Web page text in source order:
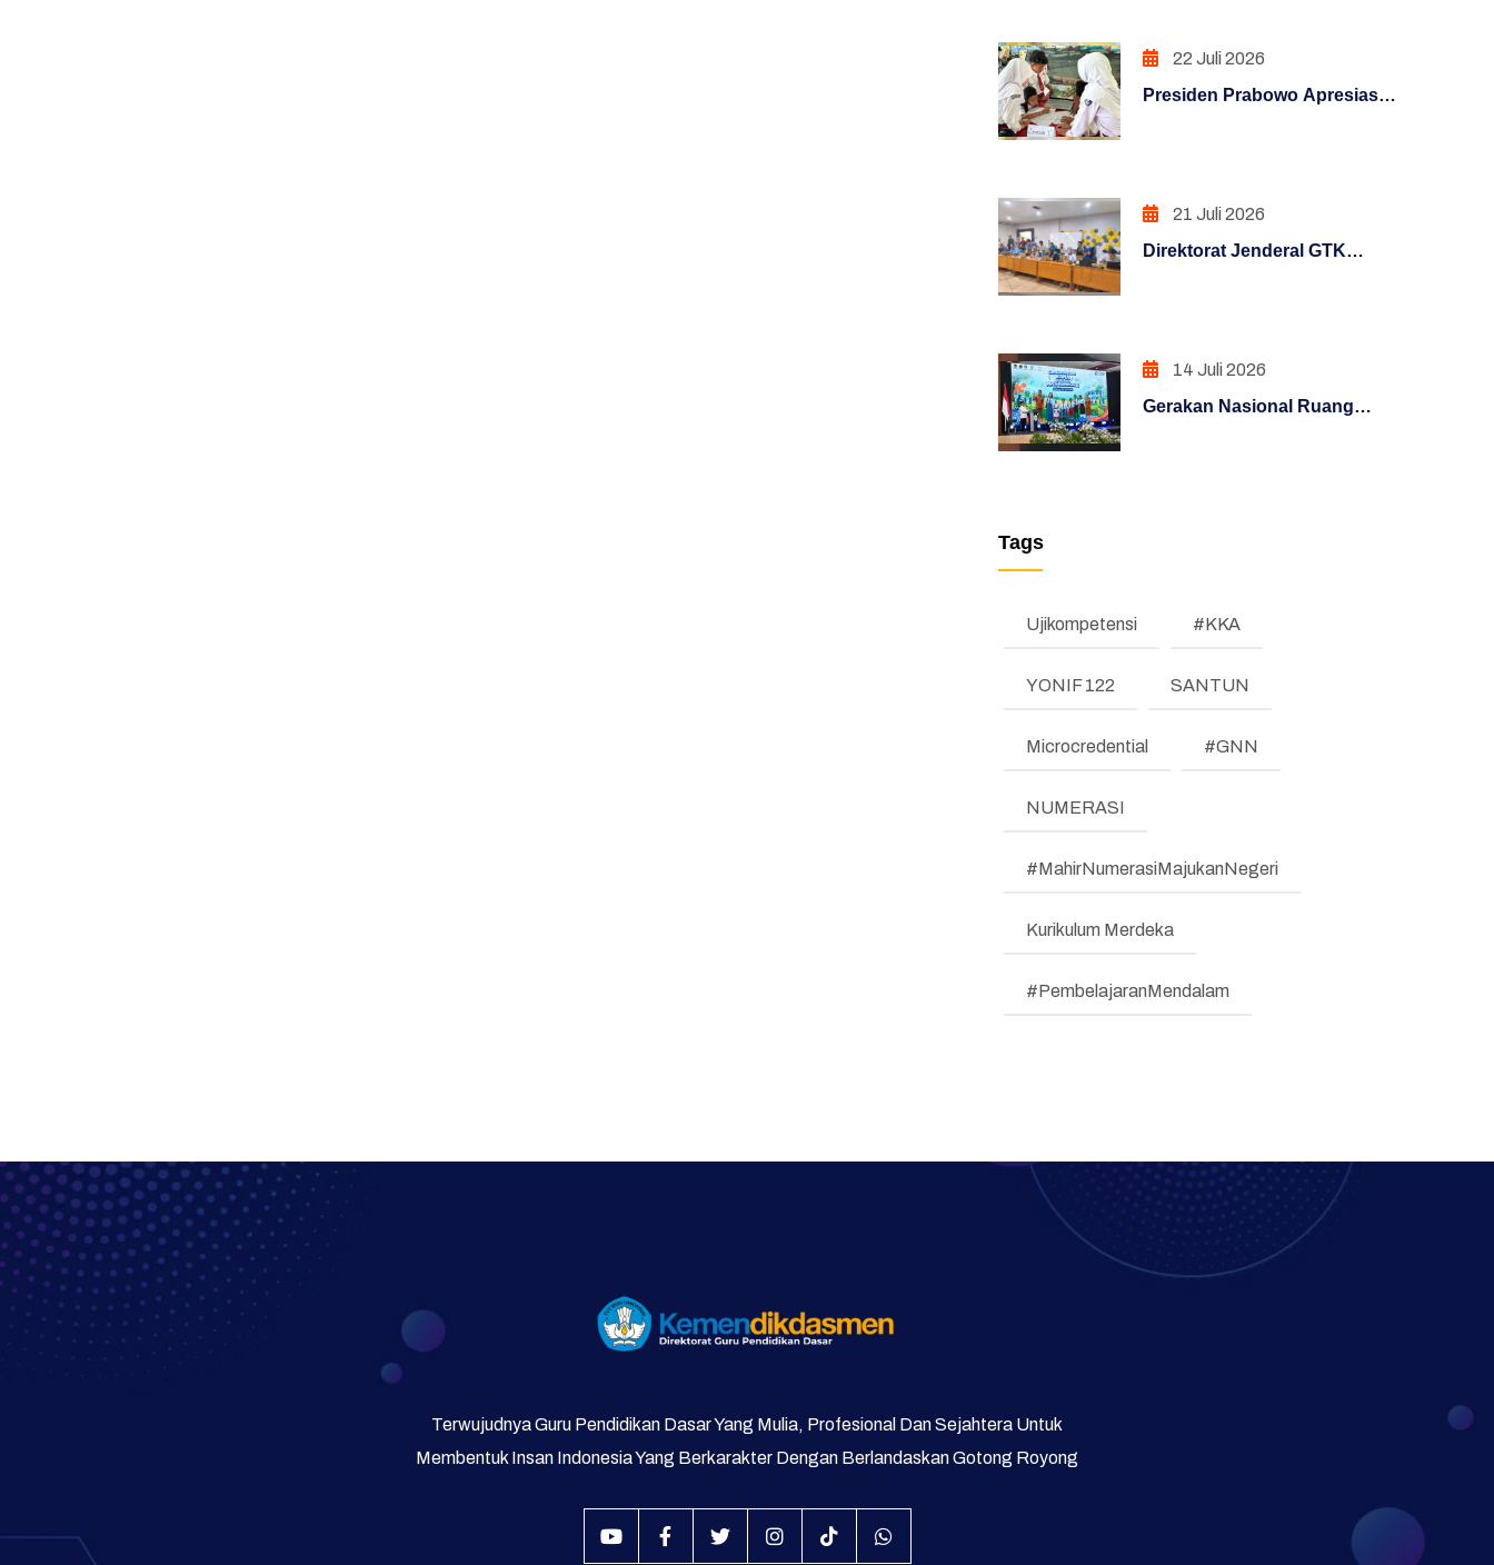
PENGUATAN SISTEM
PENGAWASAN
PENINGKATAN KUALITAS
PENINGKATAN KUALITAS
LAYANAN PUBLIK (REFORM)
PENGUATAN SISTEM
(REFORM)
PENGUATAN SISTEM
PENGAWASAN (REFORM)
Pengumuman
Regulasi
Pembelajaran Mendalam
Galeri Video dan Foto
Supervisi
Berbasis Bukti
22 Juli 2026
Presiden Prabowo Apresiasi
Dunia21 Juli 2026
Direktorat Jenderal GTK
Kompetensi Kenaikan
Jenjang Jabatan Fungsional
14 Juli 2026
Gerakan Nasional Ruang
Tags
Ujikompetensi #KKA
YONIF 122 SANTUN
Microcredential #GNN
NUMERASI
#MahirNumerasiMajukanNegeri
Kurikulum Merdeka
#PembelajaranMendalam
Terwujudnya Guru Pendidikan Dasar Yang Mulia, Profesional Dan Sejahtera Untuk
Membentuk Insan Indonesia Yang Berkarakter Dengan Berlandaskan Gotong Royong